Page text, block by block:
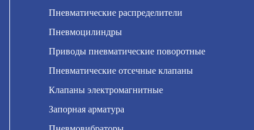
Пневматические распределители
Пневмоцилиндры
Приводы пневматические поворотные
Пневматические отсечные клапаны
Клапаны электромагнитные
Запорная арматура